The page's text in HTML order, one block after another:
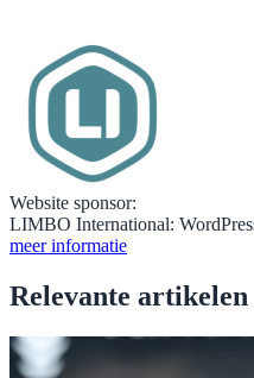
Website sponsor:
LIMBO International:
meer informatie
Relevante artikelen